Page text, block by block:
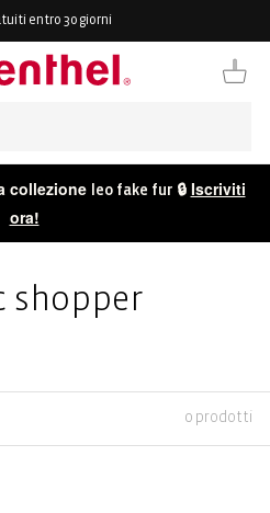
entro 30 giorni
Carrello
collezione leo fake fur🔒 Iscriviti
ora!
shopper
0 prodotti